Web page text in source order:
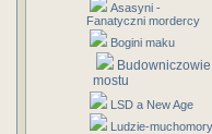
Asasyni -
Fanatyczni mordercy
Bogini maku
Budowniczowie
mostu
LSD a New Age
Ludzie-muchomory